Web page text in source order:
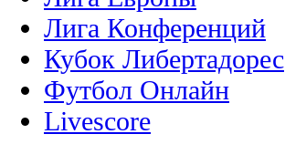
Лига Конференций
Кубок Либертадорес
Футбол Онлайн
Livescore